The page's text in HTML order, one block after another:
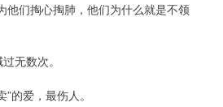
他们掏心掏肺，他们为什么就是不领
无数次。
的爱，最伤人。